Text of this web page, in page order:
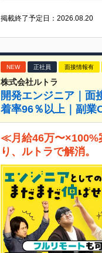
掲載終了予定日：2026.08.20
NEW 正社員 面接情報有
株式会社ルトラ
開発エンジニア｜面
着率96％以上｜副業
≪月給46万〜×100%
り、ルトラで解消。